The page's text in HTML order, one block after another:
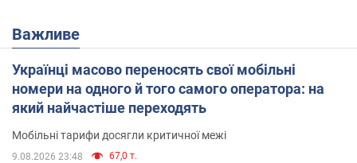
Важливе
Українці масово переносять свої мобільні
номери на одного й того самого оператора: на
який найчастіше переходять
Мобільні тарифи досягли критичної межі
9.08.2026 23:48 67,0 т.